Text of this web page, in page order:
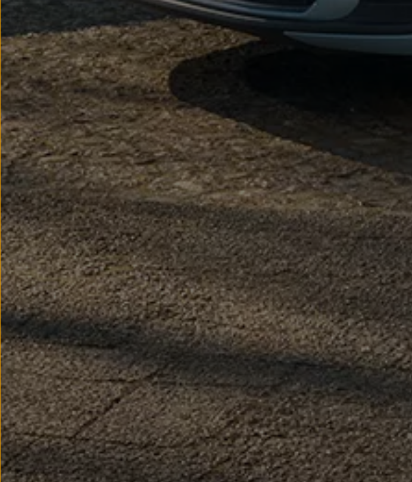
Technologia
Nowy samochód krok po kroku – poradnik zakupu i finansowania
Samochody ekonomiczne i ekologiczne
Technologie i bezpieczeństwo
Odwiedź Volkswagen Home
Warto wybrać Volkswagena
Infolinia Volkswagen
Podcast Elektrycznie Tematyczni
Umów się na Serwis
Newsletter ID.
Społeczność Volkswagena
Znajdź Dealera
Zapisz się na jazdę próbną